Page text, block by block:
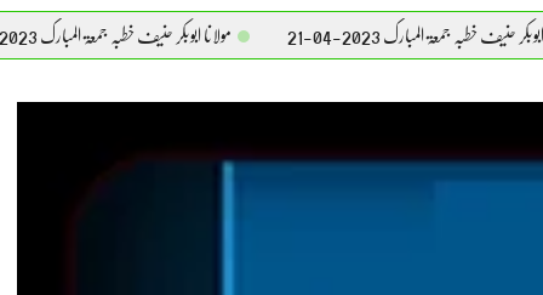
المبارک 2023-04-21 مولانا ابوبکر حنیف خطبہ جمعۃ المبارک 2023-04-21